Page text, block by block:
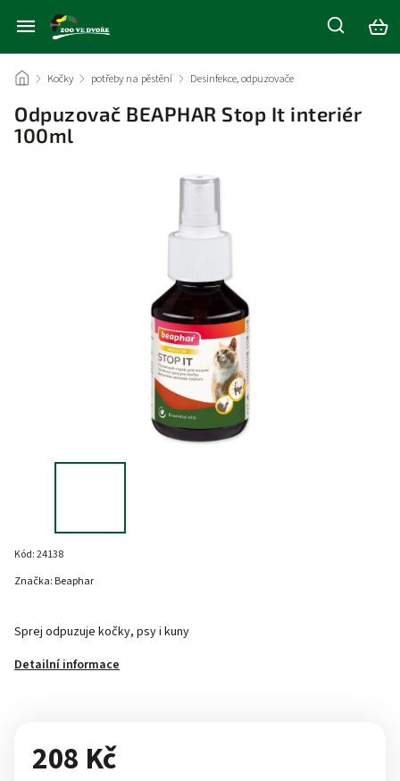
/ Kočky / potřeby na pěstění / Desinfekce, odpuzovače
Odpuzovač BEAPHAR Stop It interiér
100ml
Kód:24138
Sprej odpuzuje kočky, psy i kuny
Detailní informace
Značka: Beaphar
208 Kč